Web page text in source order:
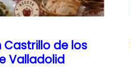
de los
Valladolid